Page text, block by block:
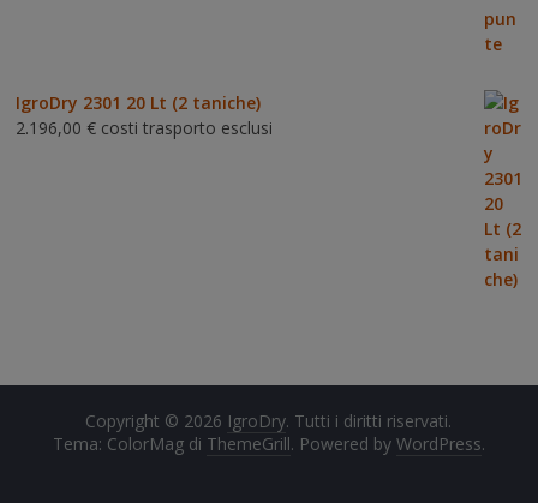
IgroDry 2301 20 Lt (2 taniche)
2.196,00 € costi trasporto esclusi
Copyright © 2026 IgroDry. Tutti i diritti riservati.
Tema: ColorMag di ThemeGrill. Powered by WordPress.